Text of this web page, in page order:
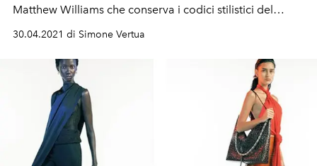
Matthew Williams che conserva i codici stilistici del
30.04.2021 di Simone Vertua